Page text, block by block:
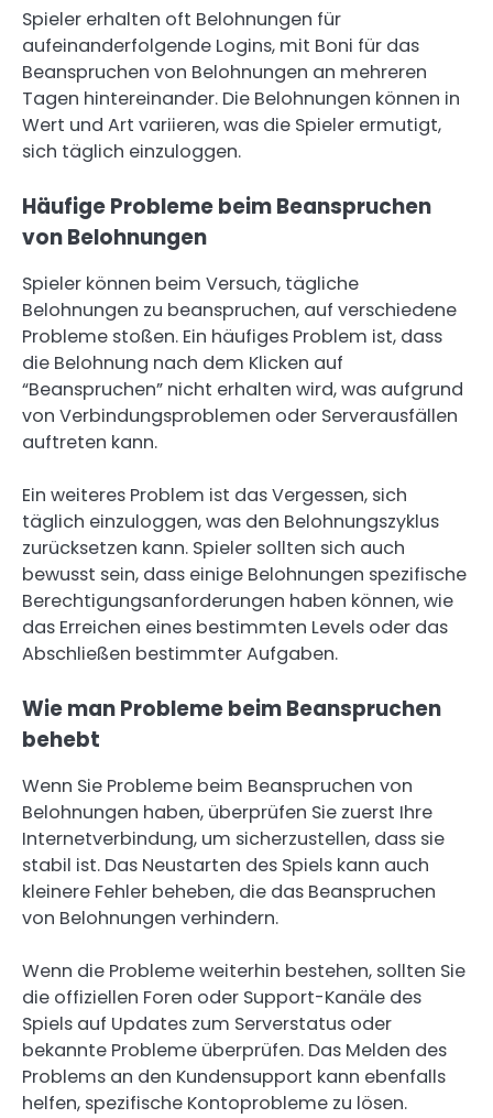
Spieler erhalten oft Belohnungen für
aufeinanderfolgende Logins, mit Boni für das
Beanspruchen von Belohnungen an mehreren
Tagen hintereinander. Die Belohnungen können in
Wert und Art variieren, was die Spieler ermutigt,
sich täglich einzuloggen.
Häufige Probleme beim Beanspruchen
von Belohnungen
Spieler können beim Versuch, tägliche
Belohnungen zu beanspruchen, auf verschiedene
Probleme stoßen. Ein häufiges Problem ist, dass
die Belohnung nach dem Klicken auf
“Beanspruchen” nicht erhalten wird, was aufgrund
von Verbindungsproblemen oder Serverausfällen
auftreten kann.
Ein weiteres Problem ist das Vergessen, sich
täglich einzuloggen, was den Belohnungszyklus
zurücksetzen kann. Spieler sollten sich auch
bewusst sein, dass einige Belohnungen spezifische
Berechtigungsanforderungen haben können, wie
das Erreichen eines bestimmten Levels oder das
Abschließen bestimmter Aufgaben.
Wie man Probleme beim Beanspruchen
behebt
Wenn Sie Probleme beim Beanspruchen von
Belohnungen haben, überprüfen Sie zuerst Ihre
Internetverbindung, um sicherzustellen, dass sie
stabil ist. Das Neustarten des Spiels kann auch
kleinere Fehler beheben, die das Beanspruchen
von Belohnungen verhindern.
Wenn die Probleme weiterhin bestehen, sollten Sie
die offiziellen Foren oder Support-Kanäle des
Spiels auf Updates zum Serverstatus oder
bekannte Probleme überprüfen. Das Melden des
Problems an den Kundensupport kann ebenfalls
helfen, spezifische Kontoprobleme zu lösen.